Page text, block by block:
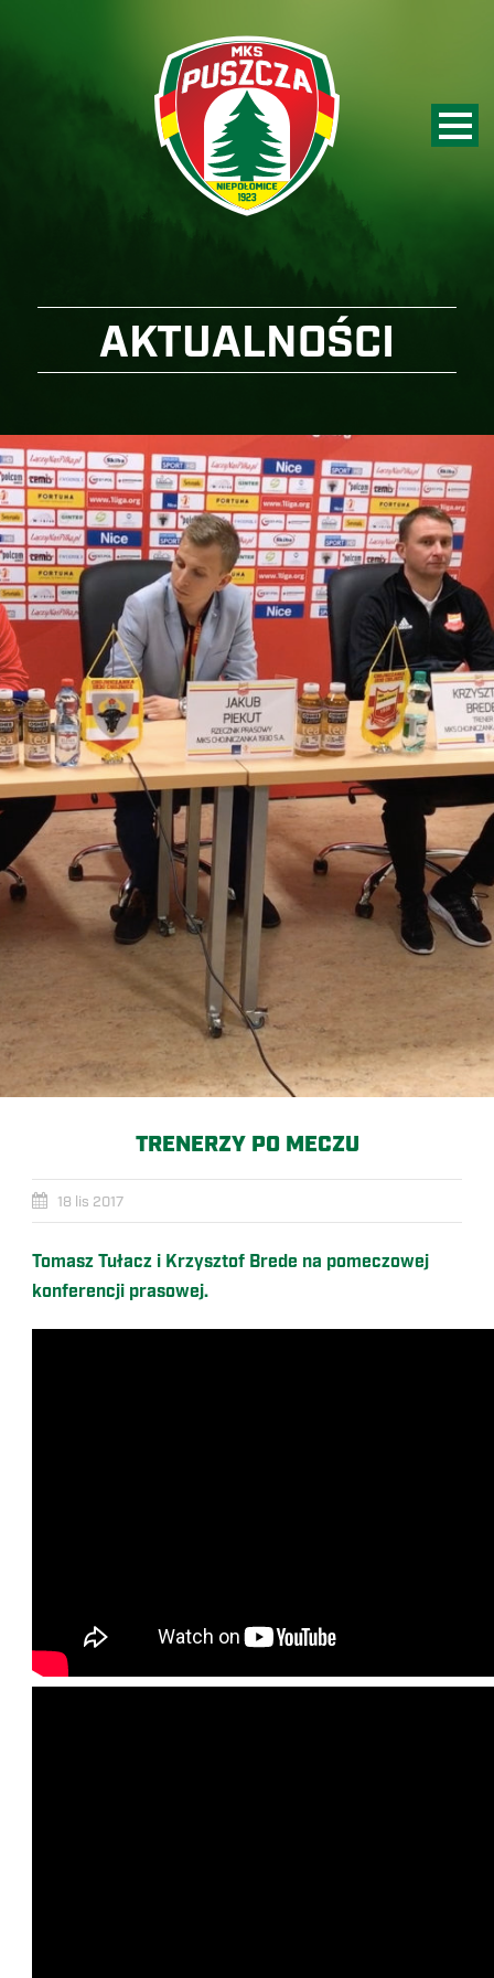
AKTUALNOŚCI
TRENERZY PO MECZU
18 lis 2017
Tomasz Tułacz i Krzysztof Brede na pomeczowej
konferencji prasowej.